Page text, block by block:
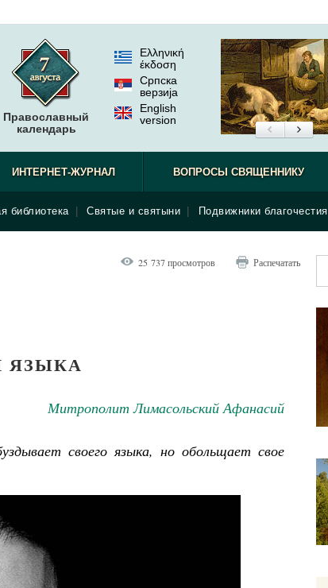
Православный
календарь
Ελληνική
έκδοση
Српска
верзиjа
English
version
библиотека Святые и святыни Подвижники благочестия
ИНТЕРНЕТ-ЖУРНАЛ ВОПРОСЫ СВЯЩЕННИКУ
25 737 просмотров Распечатать
ЯЗЫКА
Митрополит Лимасольский Афанасий
своего языка, но обольщает свое